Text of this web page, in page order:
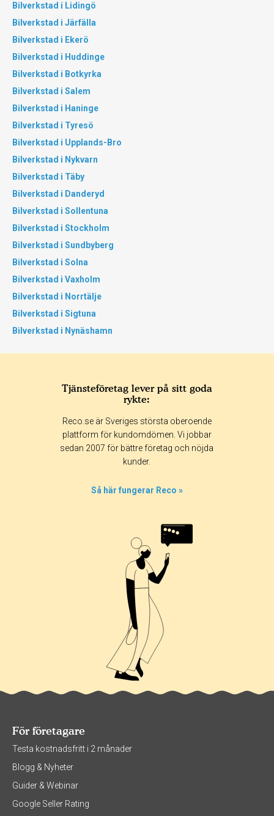
Bilverkstad i Lidingö
Bilverkstad i Järfälla
Bilverkstad i Ekerö
Bilverkstad i Huddinge
Bilverkstad i Botkyrka
Bilverkstad i Salem
Bilverkstad i Haninge
Bilverkstad i Tyresö
Bilverkstad i Upplands-Bro
Bilverkstad i Nykvarn
Bilverkstad i Täby
Bilverkstad i Danderyd
Bilverkstad i Sollentuna
Bilverkstad i Stockholm
Bilverkstad i Sundbyberg
Bilverkstad i Solna
Bilverkstad i Vaxholm
Bilverkstad i Norrtälje
Bilverkstad i Sigtuna
Bilverkstad i Nynäshamn
Tjänsteföretag lever på sitt goda
rykte:
Reco.se är Sveriges största oberoende
plattform för kundomdömen. Vi jobbar
sedan 2007 för bättre företag och nöjda
kunder.
Så här fungerar Reco »
För företagare
Testa kostnadsfritt i 2 månader
Blogg & Nyheter
Guider & Webinar
Google Seller Rating